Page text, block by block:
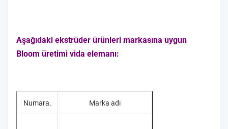
Aşağıdaki ekstrüder ürünleri markasına uygun
Bloom üretimi vida elemanı:
Numara. Marka adı